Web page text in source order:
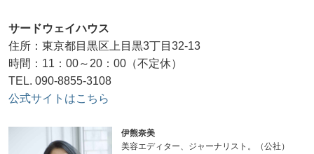
サードウェイハウス
住所：東京都目黒区上目黒3丁目32-13
時間：11：00～20：00（不定休）
TEL. 090-8855-3108
公式サイトはこちら
伊熊奈美
美容エディター、ジャーナリスト。（公社）